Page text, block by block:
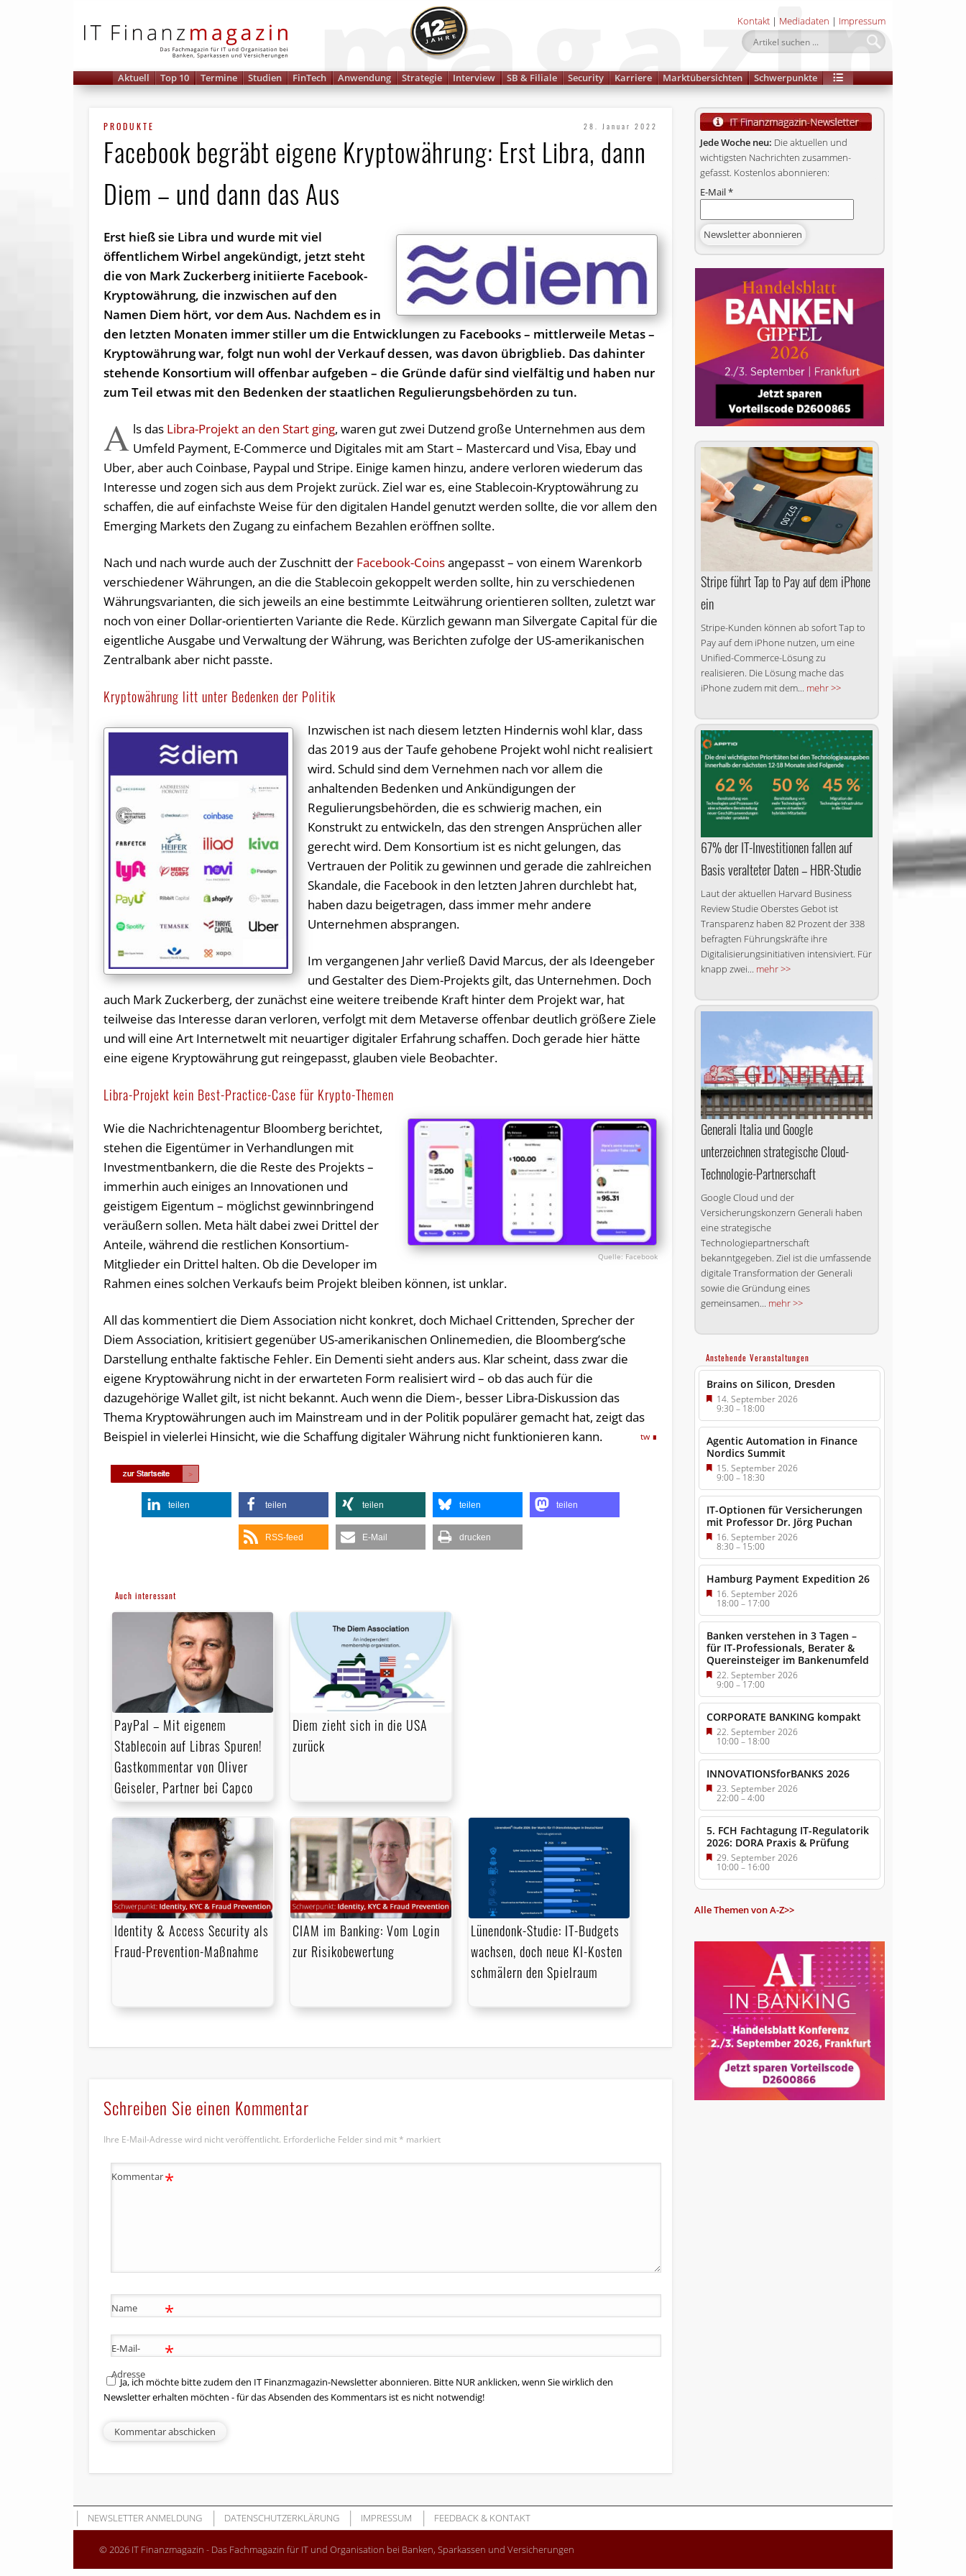
Kontakt | Mediadaten | Impressum
Aktuell Top 10 Termine Studien FinTech Anwendung Strategie Interview SB & Filiale Security Karriere Marktübersichten Schwerpunkte
PRODUKTE 28. Januar 2022
Facebook begräbt eigene Kryptowährung: Erst Libra, dann
Diem – und dann das Aus
Erst hieß sie Libra und wurde mit viel
öffentlichem Wirbel angekündigt, jetzt steht
die von Mark Zuckerberg initiierte Facebook-
Kryptowährung, die inzwischen auf den
Namen Diem hört, vor dem Aus. Nachdem es in
den letzten Monaten immer stiller um die Entwicklungen zu Facebooks – mittlerweile Metas –
Kryptowährung war, folgt nun wohl der Verkauf dessen, was davon übrigblieb. Das dahinter
stehende Konsortium will offenbar aufgeben – die Gründe dafür sind vielfältig und haben nur
zum Teil etwas mit den Bedenken der staatlichen Regulierungsbehörden zu tun.
A ls das Libra-Projekt an den Start ging, waren gut zwei Dutzend große Unternehmen aus dem
Umfeld Payment, E-Commerce und Digitales mit am Start – Mastercard und Visa, Ebay und
Uber, aber auch Coinbase, Paypal und Stripe. Einige kamen hinzu, andere verloren wiederum das
Interesse und zogen sich aus dem Projekt zurück. Ziel war es, eine Stablecoin-Kryptowährung zu
schaffen, die auf einfachste Weise für den digitalen Handel genutzt werden sollte, die vor allem den
Emerging Markets den Zugang zu einfachem Bezahlen eröffnen sollte.
Nach und nach wurde auch der Zuschnitt der Facebook-Coinsangepasst – von einem Warenkorb
verschiedener Währungen, an die die Stablecoin gekoppelt werden sollte, hin zu verschiedenen
Währungsvarianten, die sich jeweils an eine bestimmte Leitwährung orientieren sollten, zuletzt war
noch von einer Dollar-orientierten Variante die Rede. Kürzlich gewann man Silvergate Capital für die
eigentliche Ausgabe und Verwaltung der Währung, was Berichten zufolge der US-amerikanischen
Zentralbank aber nicht passte.
Kryptowährung litt unter Bedenken der Politik
Inzwischen ist nach diesem letzten Hindernis wohl klar, dass
das 2019 aus der Taufe gehobene Projekt wohl nicht realisiert
wird. Schuld sind dem Vernehmen nach vor allem die
anhaltenden Bedenken und Ankündigungen der
Regulierungsbehörden, die es schwierig machen, ein
Konstrukt zu entwickeln, das den strengen Ansprüchen aller
gerecht wird. Dem Konsortium ist es nicht gelungen, das
Vertrauen der Politik zu gewinnen und gerade die zahlreichen
Skandale, die Facebook in den letzten Jahren durchlebt hat,
haben dazu beigetragen, dass immer mehr andere
Unternehmen absprangen.
Im vergangenen Jahr verließ David Marcus, der als Ideengeber
und Gestalter des Diem-Projekts gilt, das Unternehmen. Doch
auch Mark Zuckerberg, der zunächst eine weitere treibende Kraft hinter dem Projekt war, hat
teilweise das Interesse daran verloren, verfolgt mit dem Metaverse offenbar deutlich größere Ziele
und will eine Art Internetwelt mit neuartiger digitaler Erfahrung schaffen. Doch gerade hier hätte
eine eigene Kryptowährung gut reingepasst, glauben viele Beobachter.
Libra-Projekt kein Best-Practice-Case für Krypto-Themen
Facebook
Wie die Nachrichtenagentur Bloomberg berichtet,
stehen die Eigentümer in Verhandlungen mit
Investmentbankern, die die Reste des Projekts –
immerhin auch einiges an Innovationen und
geistigem Eigentum – möglichst gewinnbringend
veräußern sollen. Meta hält dabei zwei Drittel der
Anteile, während die restlichen Konsortium-
Mitglieder ein Drittel halten. Ob die Developer im
Rahmen eines solchen Verkaufs beim Projekt bleiben können, ist unklar.
All das kommentiert die Diem Association nicht konkret, doch Michael Crittenden, Sprecher der
Diem Association, kritisiert gegenüber US-amerikanischen Onlinemedien, die Bloomberg’sche
Darstellung enthalte faktische Fehler. Ein Dementi sieht anders aus. Klar scheint, dass zwar die
eigene Kryptowährung nicht in der erwarteten Form realisiert wird – ob das auch für die
dazugehörige Wallet gilt, ist nicht bekannt. Auch wenn die Diem-, besser Libra-Diskussion das
Thema Kryptowährungen auch im Mainstream und in der Politik populärer gemacht hat, zeigt das
Beispiel in vielerlei Hinsicht, wie die Schaffung digitaler Währung nicht funktionieren kann.
tw
teilen teilen teilen teilen teilen
RSS-feed E-Mail drucken
Auch interessant
PayPal – Mit eigenem
Stablecoin auf Libras Spuren!
Gastkommentar von Oliver
Geiseler, Part­ner bei Cap­co
Diem zieht sich in die USA
zurück
Identity & Access Security als
Fraud-Prevention-Maßnahme
CIAM im Banking: Vom Login
zur Risikobewertung
Lünendonk-Studie: IT-Budgets
wachsen, doch neue KI-Kosten
schmälern den Spielraum
Schreiben Sie einen Kommentar
Ihre E-Mail-Adresse wird nicht veröffentlicht. Erforderliche Felder sind mit * markiert
Kommentar*
Name *
E-Mail-
Adresse
*
Ja, ich möchte bitte zudem den IT Finanzmagazin-Newsletter abonnieren. Bitte NUR anklicken, wenn Sie wirklich den
Newsletter erhalten möchten - für das Absenden des Kommentars ist es nicht notwendig!
Jede Woche neu: Die aktuellen und
wichtigsten Nachrichten zusammen­
gefasst. Kostenlos abonnieren:
E-Mail*
Stripe führt Tap to Pay auf dem iPhone
ein
Stripe-Kunden können ab sofort Tap to
Pay auf dem iPhone nutzen, um eine
Unified-Commerce-Lösung zu
realisieren. Die Lösung mache das
iPhone zudem mit dem... mehr >>
67% der IT-Investitionen fallen auf
Basis veralteter Daten – HBR-Studie
Laut der aktuellen Harvard Business
Review Studie Oberstes Gebot ist
Transparenz haben 82 Prozent der 338
befragten Führungskräfte ihre
Digitalisierungsinitiativen intensiviert. Für
knapp zwei... mehr >>
Generali Italia und Google
unterzeichnen strategische Cloud-
Technologie-Partnerschaft
Google Cloud und der
Versicherungskonzern Generali haben
eine strategische
Technologiepartnerschaft
bekanntgegeben. Ziel ist die umfassende
digitale Transformation der Generali
sowie die Gründung eines
gemeinsamen... mehr >>
Anstehende Veranstaltungen
Brains on Silicon, Dresden
14. September 2026
9:30–18:00
Agentic Automation in Finance
Nordics Summit
15. September 2026
9:00–18:30
IT-Optionen für Versicherungen
mit Professor Dr. Jörg Puchan
16. September 2026
8:30–15:00
Hamburg Payment Expedition 26
16. September 2026
18:00– 17:00
Banken verstehen in 3 Tagen –
für IT-Professionals, Berater &
Quereinsteiger im Bankenumfeld
22. September 2026
9:00–17:00
CORPORATE BANKING kompakt
22. September 2026
10:00– 18:00
INNOVATIONSforBANKS 2026
23. September 2026
22:00–4:00
5. FCH Fachtagung IT-Regulatorik
2026: DORA Praxis & Prüfung
29. September 2026
10:00– 16:00
Alle Themen von A-Z>>
NEWSLETTER ANMELDUNG DATENSCHUTZERKLÄRUNG IMPRESSUM FEEDBACK & KONTAKT
© 2026 IT Finanzmagazin - Das Fachmagazin für IT und Organisation bei Banken, Sparkassen und Versicherungen